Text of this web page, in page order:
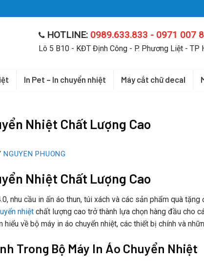
HOTLINE: 0989.633.833 - 0971 007
Lô 5 B10 - KĐT Định Công - P. Phương Liệt - TP
In Pet – In chuyển nhiệt Máy cắt chữ decal
Nhiệt Chất Lượng Cao
NGUYEN PHUONG
Nhiệt Chất Lượng Cao
nhu cầu in ấn áo thun, túi xách và các sản phẩm quà
nhiệt chất lượng cao trở thành lựa chọn hàng đầu cho
hiểu về bộ máy in áo chuyển nhiệt, các thiết bị chính và
Trong Bộ Máy In Áo Chuyển Nhiệt